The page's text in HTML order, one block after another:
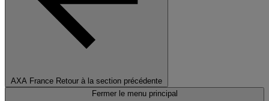
AXA France Retour à la section précédente
Fermer le menu principal